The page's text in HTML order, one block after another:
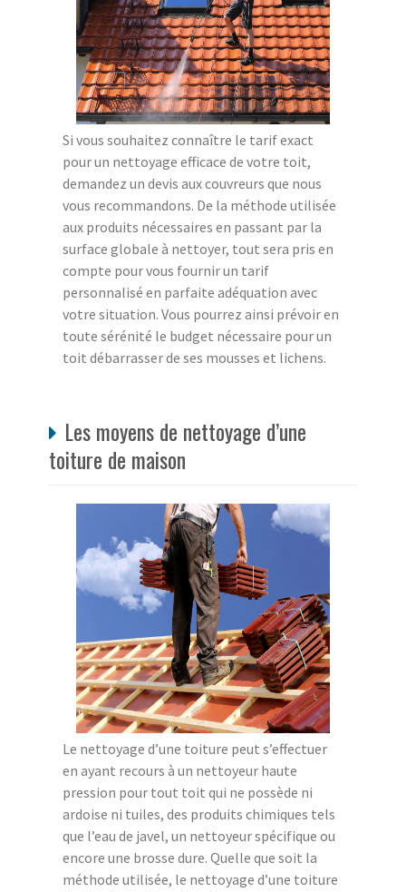
Si vous souhaitez connaître le tarif exact
pour un nettoyage efficace de votre toit,
demandez un devis aux couvreurs que nous
vous recommandons. De la méthode utilisée
aux produits nécessaires en passant par la
surface globale à nettoyer, tout sera pris en
compte pour vous fournir un tarif
personnalisé en parfaite adéquation avec
votre situation. Vous pourrez ainsi prévoir en
toute sérénité le budget nécessaire pour un
toit débarrasser de ses mousses et lichens.
Les moyens de nettoyage d’une
toiture de maison
Le nettoyage d’une toiture peut s’effectuer
en ayant recours à un nettoyeur haute
pression pour tout toit qui ne possède ni
ardoise ni tuiles, des produits chimiques tels
que l’eau de javel, un nettoyeur spécifique ou
encore une brosse dure. Quelle que soit la
méthode utilisée, le nettoyage d’une toiture